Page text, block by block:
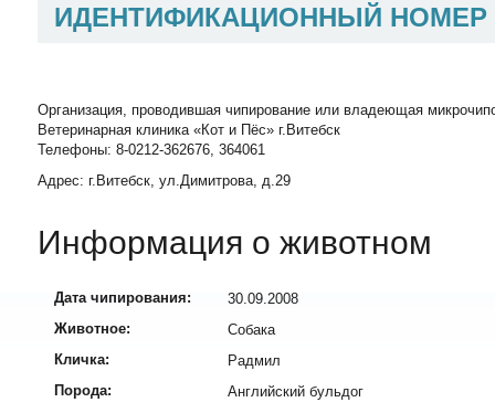
ИДЕНТИФИКАЦИОННЫЙ
Организация, проводившая чипирование или владеющая
Ветеринарная клиника «Кот и Пёс» г.Витебск
Телефоны: 8-0212-362676, 364061
Адрес: г.Витебск, ул.Димитрова, д.29
Информация о животном
Дата чипирования:
30.09.2008
Животное:
Собака
Кличка:
Радмил
Порода:
Английский бульдог